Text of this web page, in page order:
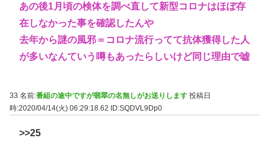
あの後1月頃の検体を調べ直して新型コロナはほぼ存
在しなかった事を確認したんや
去年から謎の風邪＝コロナ流行ってて抗体獲得した人
が多いなんていう噂もあったらしいけど同じ理由で嘘
33 名前:番組の途中ですが翡翠の名無しがお送りします 投稿日
時:2020/04/14(火) 06:29:18.62
ID:SQDVL9Dp0
>>25